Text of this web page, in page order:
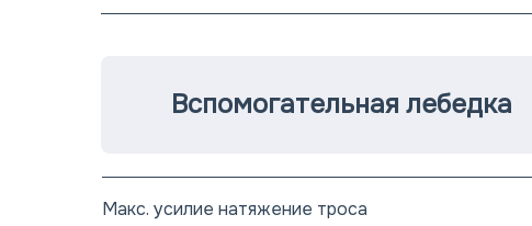
Вспомогательная лебедка
Макс. усилие натяжение троса